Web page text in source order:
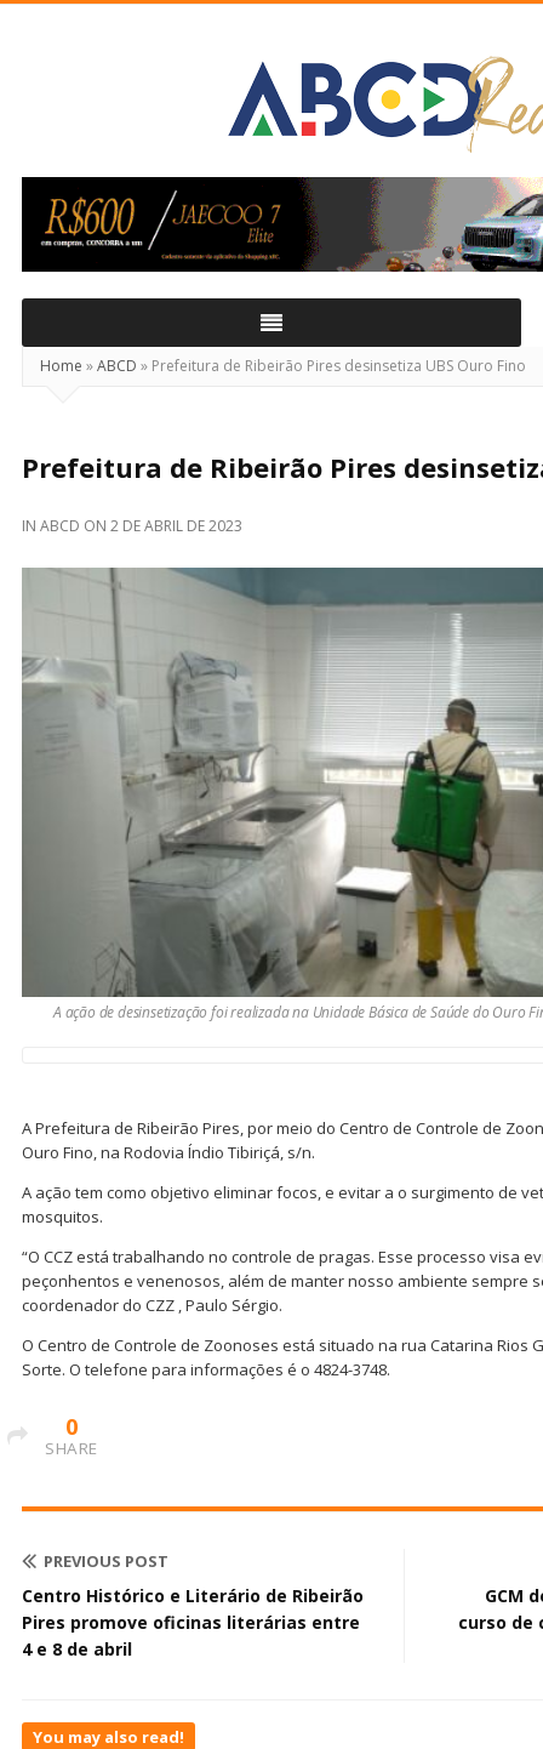
Real
Home »ABCD » Prefeitura de Ribeirão Pires desinsetiza UBS Ouro Fino
Prefeitura de Ribeirão Pires
IN ABCD ON 2 DE ABRIL DE 2023
A ação de desinsetização foi realizada na Unidade Básica de Saúde do Ouro
A Prefeitura de Ribeirão Pires, por meio do Centro de Controle de
Ouro Fino, na Rodovia Índio Tibiriçá, s/n.
A ação tem como objetivo eliminar focos, e evitar a o surgimento de
mosquitos.
“O CCZ está trabalhando no controle de pragas. Esse processo visa
peçonhentos e venenosos, além de manter nosso ambiente sempre
coordenador do CZZ , Paulo Sérgio.
O Centro de Controle de Zoonoses está situado na rua Catarina Rios
Sorte. O telefone para informações é o 4824-3748.
0
SHARE
PREVIOUS POST
Centro Histórico e Literário de Ribeirão
Pires promove oficinas literárias entre
4 e 8 de abril
GCM
curso de
You may also read!